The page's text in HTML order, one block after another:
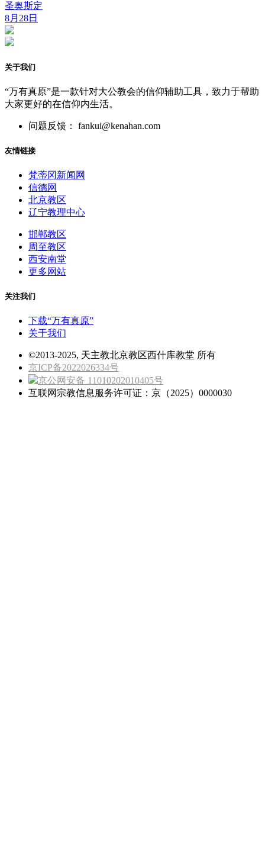
圣奥斯定
8月28日
关于我们
“万有真原”是一款针对大公教会的信仰辅助工具，致力于帮助
大家更好的在信仰内生活。
问题反馈： fankui@kenahan.com
友情链接
梵蒂冈新闻网
信德网
北京教区
辽宁教理中心
邯郸教区
周至教区
西安南堂
更多网站
关注我们
下载“万有真原”
关于我们
©2013-2025, 天主教北京教区西什库教堂 所有
京ICP备2022026334号
京公网安备 11010202010405号
互联网宗教信息服务许可证：京（2025）0000030